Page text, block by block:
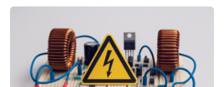
Energietechnologien werden vom Europäischen
Sozialfonds Plus (ESF+) gefördert – mit einer
Gesamtsumme von mehr als zwei Millionen Euro.
Damit zählt die Hochschule zu den großen
Gewinnerinnen der aktuellen Förderrunde des